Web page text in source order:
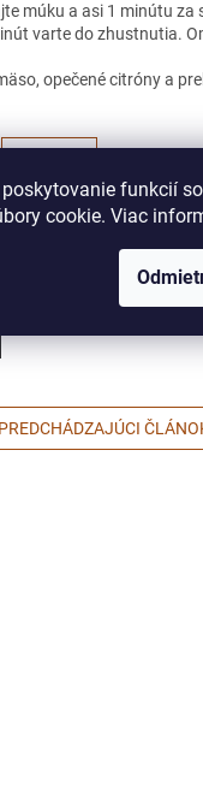
funkcií
cookie. Viac
múku a asi 1 minútu
varte do zhustnutia.
opečené citróny a
TROCH FARIEB
PEPPER
PREDCHÁDZAJÚCI